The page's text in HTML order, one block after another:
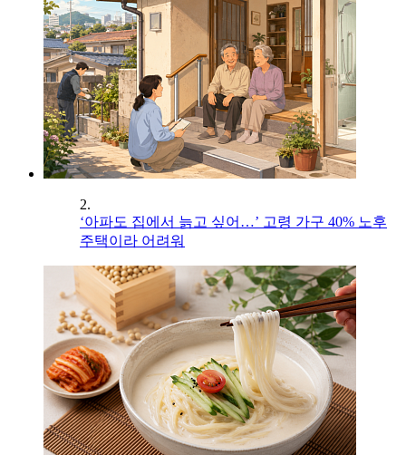
2.
‘아파도 집에서 늙고 싶어…’ 고령 가구 40% 노후
주택이라 어려워